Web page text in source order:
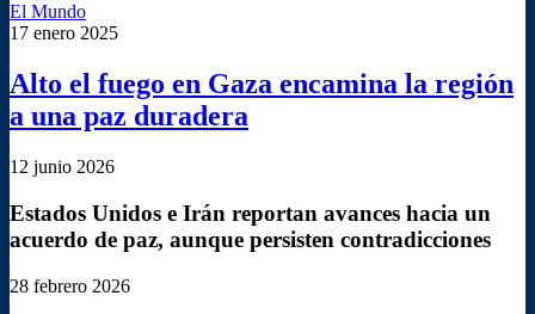
El Mundo
17 enero 2025
Alto el fuego en Gaza encamina la región
a una paz duradera
12 junio 2026
Estados Unidos e Irán reportan avances hacia un
acuerdo de paz, aunque persisten contradicciones
28 febrero 2026